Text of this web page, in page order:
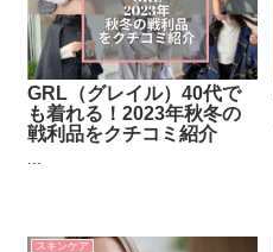
GRL（グレイル）40代で
も着れる！2023年秋冬の
戦利品をクチコミ紹介
スキンケア